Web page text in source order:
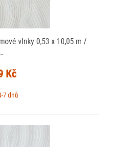
vlnky 0,53 x 10,05 m /
Kč
7 dnů